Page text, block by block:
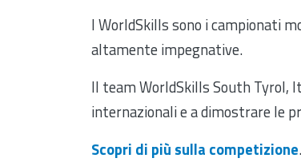
I WorldSkills sono i campionati
altamente impegnative.
Il team WorldSkills South Tyrol,
internazionali e a dimostrare le
Scopri di più sulla competizione.